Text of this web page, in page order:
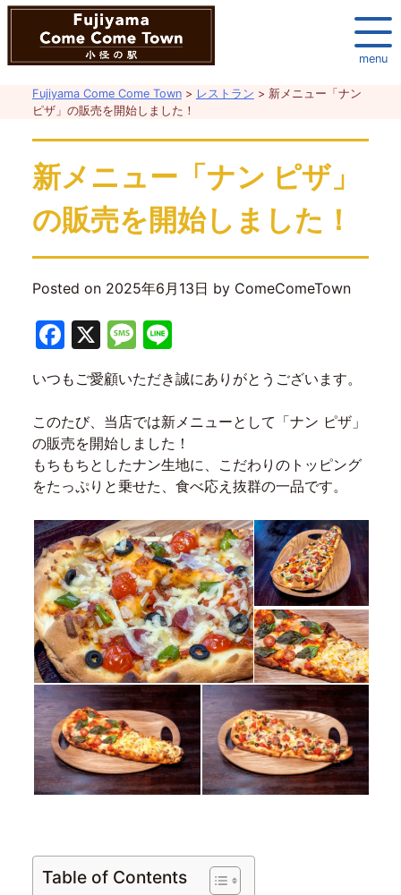
Skip
content
menu
Fujiyama Come Come Town> レストラン > 新メニュー「ナン
ピザ」の販売を開始しました！
新メニュー「ナン ピザ」
の販売を開始しました！
Posted on 2025年6月13日 by ComeComeTown
Facebook
X Message
Line
いつもご愛顧いただき誠にありがとうございます。
このたび、当店では新メニューとして「ナン ピザ」
の販売を開始しました！
もちもちとしたナン生地に、こだわりのトッピング
をたっぷりと乗せた、食べ応え抜群の一品です。
Table of Contents